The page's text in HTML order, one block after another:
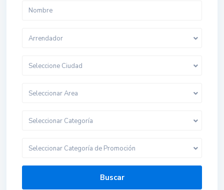
Arrendador
Seleccione Ciudad
Seleccionar Area
Seleccionar Categoría
Seleccionar Categoría de Promoción
Buscar